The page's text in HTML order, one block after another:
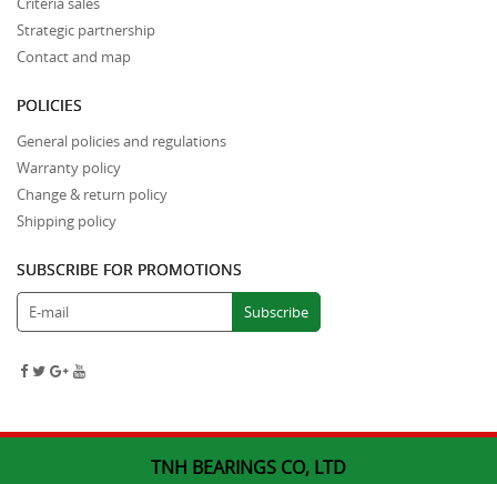
Strategic partnership
Contact and map
POLICIES
General policies and regulations
Warranty policy
Change & return policy
Shipping policy
SUBSCRIBE FOR PROMOTIONS
TNH BEARINGS CO, LTD